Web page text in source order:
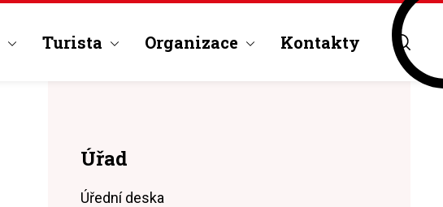
Turista Organizace Kontakty
Úřad
Úřední deska